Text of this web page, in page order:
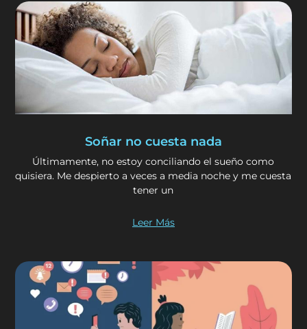
Soñar no cuesta nada
Últimamente, no estoy conciliando el sueño como
quisiera. Me despierto a veces a media noche y me cuesta
tener un
Leer Más